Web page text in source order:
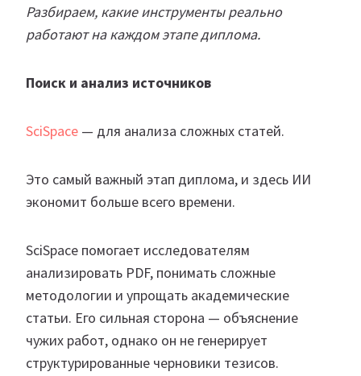
Разбираем, какие инструменты реально
работают на каждом этапе диплома.
Поиск и анализ источников
SciSpace — для анализа сложных статей.
Это самый важный этап диплома, и здесь ИИ
экономит больше всего времени.
SciSpace помогает исследователям
анализировать PDF, понимать сложные
методологии и упрощать академические
статьи. Его сильная сторона — объяснение
чужих работ, однако он не генерирует
структурированные черновики тезисов.